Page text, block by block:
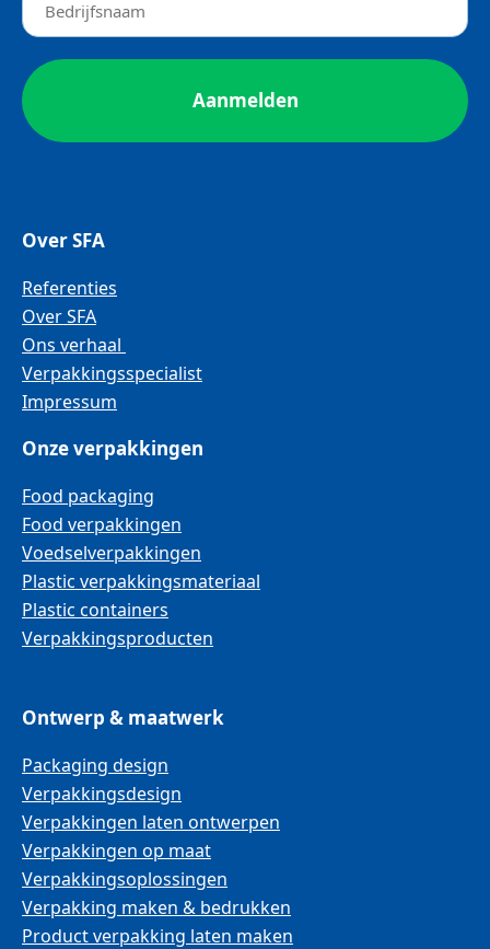
Over SFA
Referenties
Over SFA
Ons verhaal
Verpakkingsspecialist
Impressum
Onze verpakkingen
Food packaging
Food verpakkingen
Voedselverpakkingen
Plastic verpakkingsmateriaal
Plastic containers
Verpakkingsproducten
Ontwerp & maatwerk
Packaging design
Verpakkingsdesign
Verpakkingen laten ontwerpen
Verpakkingen op maat
Verpakkingsoplossingen
Verpakking maken & bedrukken
Product verpakking laten maken